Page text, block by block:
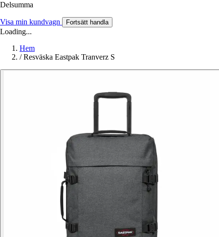
Delsumma
Visa min kundvagn Fortsätt handla
Loading...
Hem
/ Resväska Eastpak Tranverz S